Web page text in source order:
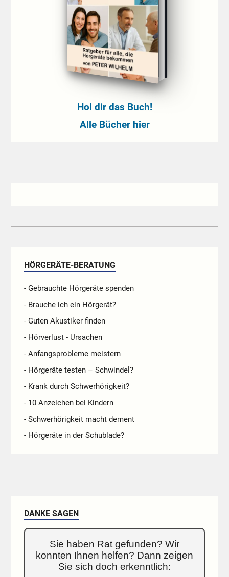
Hol dir das Buch!
Alle Bücher hier
HÖRGERÄTE-BERATUNG
- Gebrauchte Hörgeräte spenden
- Brauche ich ein Hörgerät?
- Guten Akustiker finden
- Hörverlust - Ursachen
- Anfangsprobleme meistern
- Hörgeräte testen – Schwindel?
- Krank durch Schwerhörigkeit?
- 10 Anzeichen bei Kindern
- Schwerhörigkeit macht dement
- Hörgeräte in der Schublade?
DANKE SAGEN
Sie haben Rat gefunden? Wir
konnten Ihnen helfen? Dann zeigen
Sie sich doch erkenntlich: